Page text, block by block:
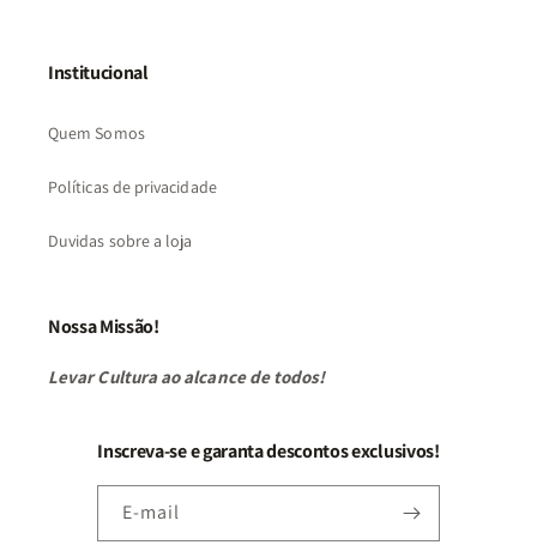
Institucional
Quem Somos
Políticas de privacidade
Duvidas sobre a loja
Nossa Missão!
Levar Cultura ao alcance de todos!
Inscreva-se e garanta descontos exclusivos!
E-mail